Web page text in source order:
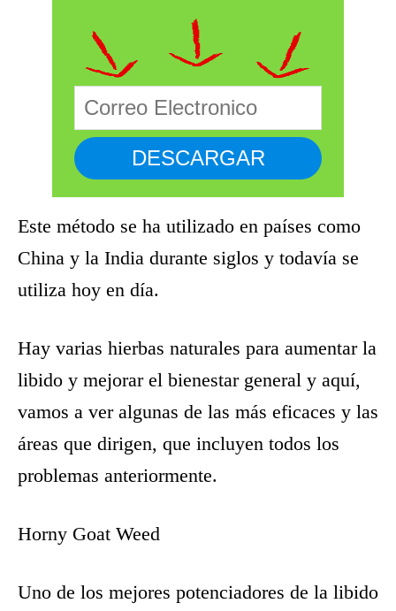
Este método se ha utilizado en países como
China y la India durante siglos y todavía se
utiliza hoy en día.
Hay varias hierbas naturales para aumentar la
libido y mejorar el bienestar general y aquí,
vamos a ver algunas de las más eficaces y las
áreas que dirigen, que incluyen todos los
problemas anteriormente.
Horny Goat Weed
Uno de los mejores potenciadores de la libido